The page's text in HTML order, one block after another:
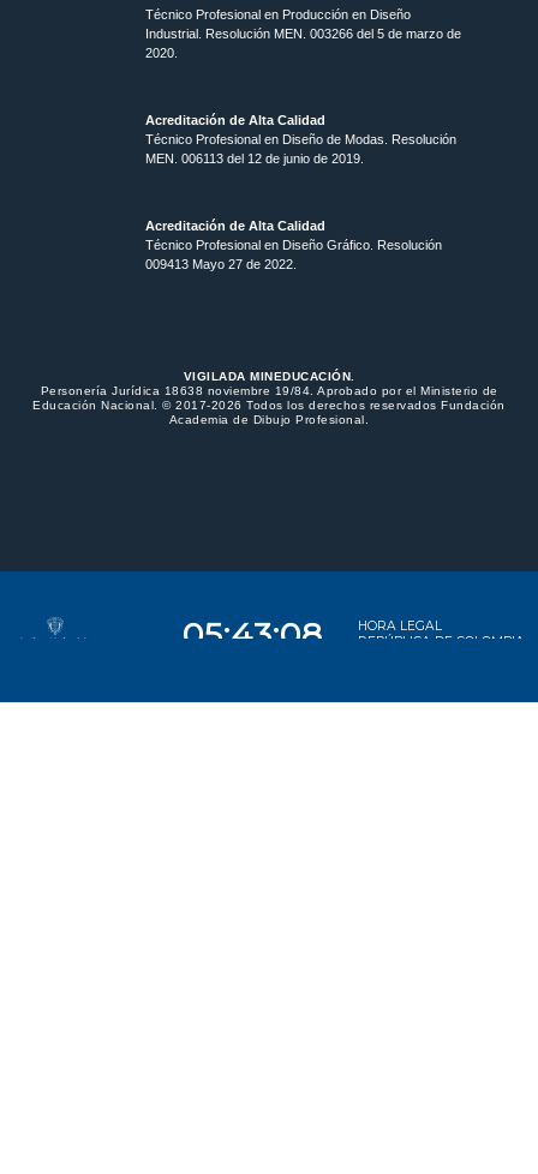
Técnico Profesional en Producción en Diseño
Industrial. Resolución MEN. 003266 del 5 de marzo de
2020.
Acreditación de Alta Calidad
Técnico Profesional en Diseño de Modas. Resolución
MEN. 006113 del 12 de junio de 2019.
Acreditación de Alta Calidad
Técnico Profesional en Diseño Gráfico. Resolución
009413 Mayo 27 de 2022.
VIGILADA MINEDUCACIÓN.
Personería Jurídica 18638 noviembre 19/84. Aprobado por el Ministerio de
Educación Nacional. © 2017-2026 Todos los derechos reservados Fundación
Academia de Dibujo Profesional.